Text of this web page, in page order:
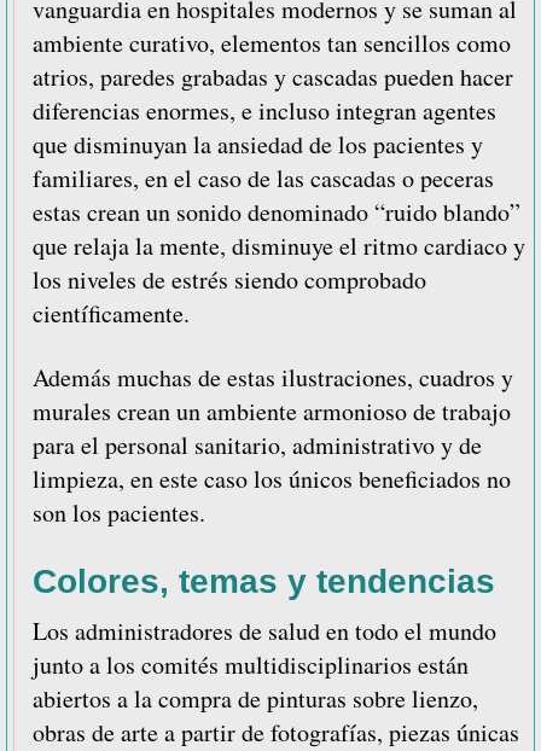
vanguardia en hospitales modernos y se suman al
ambiente curativo, elementos tan sencillos como
atrios, paredes grabadas y cascadas pueden hacer
diferencias enormes, e incluso integran agentes
que disminuyan la ansiedad de los pacientes y
familiares, en el caso de las cascadas o peceras
estas crean un sonido denominado “ruido blando”
que relaja la mente, disminuye el ritmo cardiaco y
los niveles de estrés siendo comprobado
científicamente.
Además muchas de estas ilustraciones, cuadros y
murales crean un ambiente armonioso de trabajo
para el personal sanitario, administrativo y de
limpieza, en este caso los únicos beneficiados no
son los pacientes.
Colores, temas y tendencias
Los administradores de salud en todo el mundo
junto a los comités multidisciplinarios están
abiertos a la compra de pinturas sobre lienzo,
obras de arte a partir de fotografías, piezas únicas